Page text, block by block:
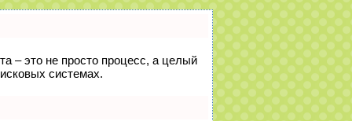
– это не просто процесс, а целый
системах.